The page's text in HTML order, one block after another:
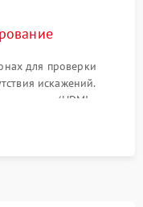
для проверки
искажений.
портов (HDMI,
под нагрузкой в